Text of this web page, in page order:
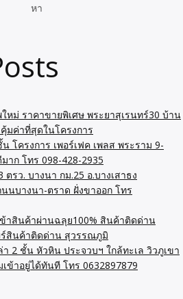
หา
หม่ ราคาขายพิเศษ พระยาสุเรนทร์30 บ้าน
มค่าที่สุดในโครงการ
โครงการ เพอร์เฟค เพลส พระราม 9-
าก โทร 098-428-2935
รว. บางนา กม.25 อ.บางเสาธง
นบางนา-ตราด ฝั่งขาออก โทร
าสินค้าผ่านฉลุย100% สินค้าติดด่าน
ร์สินค้าติดด่าน สุวรรณภูมิ
2 ชั้น หัวหิน ประจวบฯ ใกล้ทะเล วิวภูเขา
ข้าอยู่ได้ทันที โทร 0632897879